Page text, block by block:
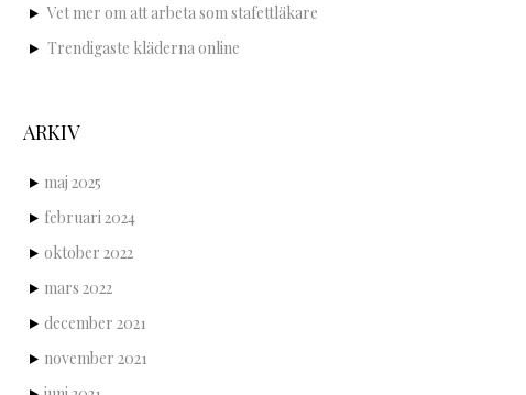
Vet mer om att arbeta som stafettläkare
Trendigaste kläderna online
ARKIV
maj 2025
februari 2024
oktober 2022
mars 2022
december 2021
november 2021